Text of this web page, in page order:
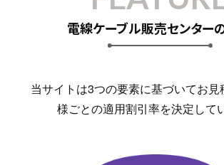
電線ケーブル販売センター
当サイトは3つの要素に基づいてお見
様ごとの適用割引率を決定して